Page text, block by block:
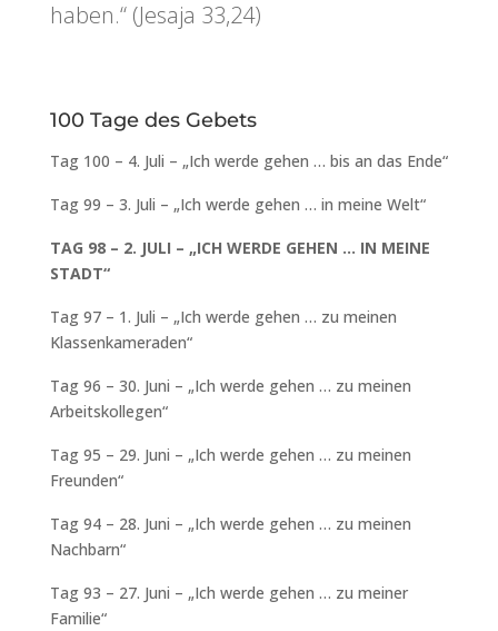
haben.“ (Jesaja 33,24)
100 Tage des Gebets
Tag 100 – 4. Juli – „Ich werde gehen … bis an das Ende“
Tag 99 – 3. Juli – „Ich werde gehen … in meine Welt“
TAG 98 – 2. JULI – „ICH WERDE GEHEN … IN MEINE
STADT“
Tag 97 – 1. Juli – „Ich werde gehen … zu meinen
Klassenkameraden“
Tag 96 – 30. Juni – „Ich werde gehen … zu meinen
Arbeitskollegen“
Tag 95 – 29. Juni – „Ich werde gehen … zu meinen
Freunden“
Tag 94 – 28. Juni – „Ich werde gehen … zu meinen
Nachbarn“
Tag 93 – 27. Juni – „Ich werde gehen … zu meiner
Familie“